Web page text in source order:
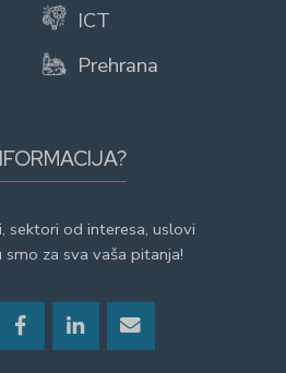
ICT
Prehrana
sektori od interesa, uslovi
za sva vaša pitanja!